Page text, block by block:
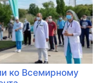
ко Всемирному